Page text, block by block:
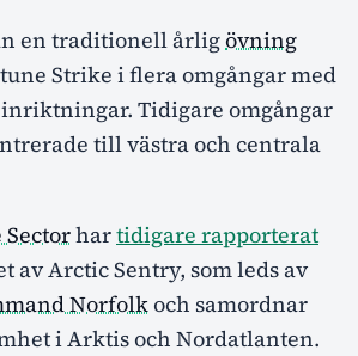
en traditionell årligövning
Strike i flera omgångar med
Tidigare omgångar
till västra och centrala
hartidigare rapporterat
av Arctic Sentry, som leds av
Norfolkoch samordnar
i Arktis och Nordatlanten.